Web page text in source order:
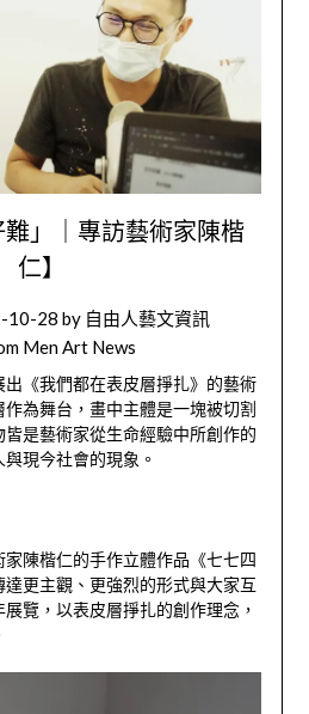
難」｜專訪藝術家陳楷
仁】
10-28 by 自由人藝文資訊
Men Art News
《我們都在表皮層掙扎》的藝術
為舞台，畫中主體是一塊被切割
是藝術家從生命經驗中所創作的
現今社會的現象。
陳楷仁的手作立體作品《七七四
更主觀、更強烈的形式與大家互
覽，以表皮層掙扎的創作理念，